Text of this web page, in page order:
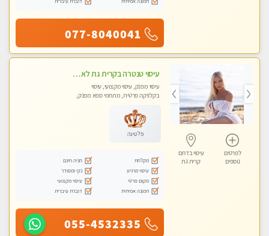
077-8040041
לפרטים
נוספים
עיסוי בדרום
קרית גת
עיסוי טנטרה בקרית גת לא מה שחשבת הרבה יותר ממה שדמיינת פרטי!!! Highly recommended
עיסוי מפנק, עיסוי מקצועי, עיסוי
בקלניקה פרטית, מתחמי ספא מפנק,
פלטינה
מקלחת
חניה חינם
עיסוי מרגיע
נקי ומסודר
מקום פרטי
עיסוי מקצועי
תמונה אמיתית
דוברת עיברית
055-4532335